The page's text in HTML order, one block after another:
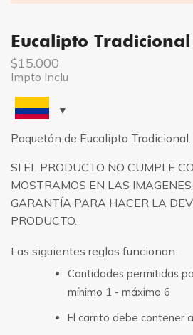
Eucalipto Tradicional
$15.000
Impto Inclu
Paquetón de Eucalipto Tradicional.
SI EL PRODUCTO NO CUMPLE
MOSTRAMOS EN LAS
GARANTÍA PARA HACER LA
PRODUCTO.
Las siguientes reglas funcionan:
Cantidades permitidas
mínimo 1 - máximo 6
El carrito debe contener